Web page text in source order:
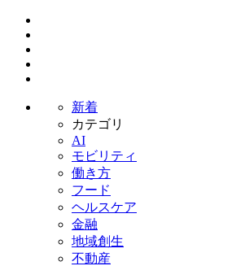
新着
カテゴリ
AI
モビリティ
働き方
フード
ヘルスケア
金融
地域創生
不動産